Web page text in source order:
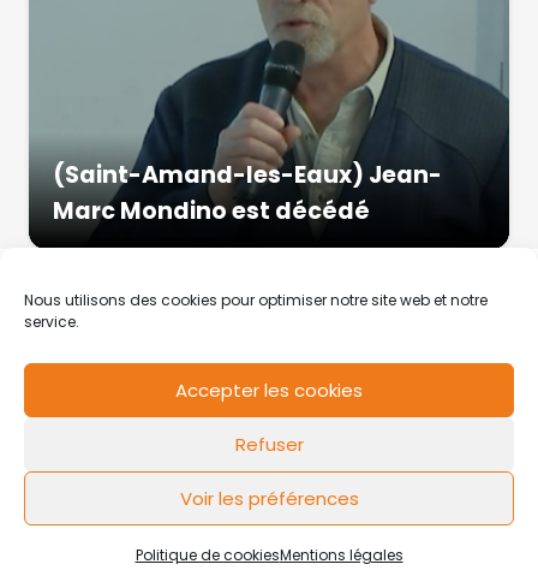
Nous utilisons des cookies pour optimiser notre site web et notre
service.
Accepter les cookies
Refuser
Voir les préférences
Politique de cookiesMentions légales
(Saint-Amand-les-Eaux) Jean-
Marc Mondino est décédé
Mentions légales Politique de cookies
FLOW44